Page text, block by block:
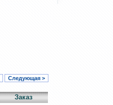
Следующая >
Заказ